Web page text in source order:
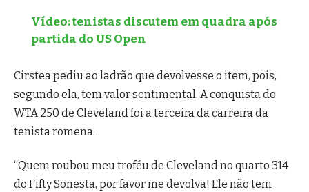
Vídeo: tenistas discutem em quadra após
partida do US Open
Cirstea pediu ao ladrão que devolvesse o item, pois,
segundo ela, tem valor sentimental. A conquista do
WTA 250 de Cleveland foi a terceira da carreira da
tenista romena.
“Quem roubou meu troféu de Cleveland no quarto 314
do Fifty Sonesta, por favor me devolva! Ele não tem